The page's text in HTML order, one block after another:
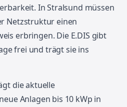
In Stralsund müssen
Netzstruktur einen
erbringen. Die E.DIS gibt
frei und trägt sie ins
die aktuelle
Anlagen bis 10 kWp in